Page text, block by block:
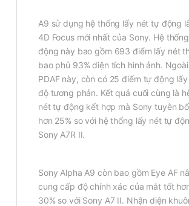
A9 sử dụng hệ thống lấy nét tự động
4D Focus mới nhất của Sony. Hệ
động này bao gồm 693 điểm lấy nét
bao phủ 93% diện tích hình ảnh.
PDAF này, còn có 25 điểm tự động
độ tương phản. Kết quả cuối cùng là
nét tự động kết hợp mà Sony tuyên
hơn 25% so với hệ thống lấy nét tự
Sony A7R II.
Sony Alpha A9 còn bao gồm Eye AF
cung cấp độ chính xác của mắt tốt
30% so với Sony A7 II. Nhận diện